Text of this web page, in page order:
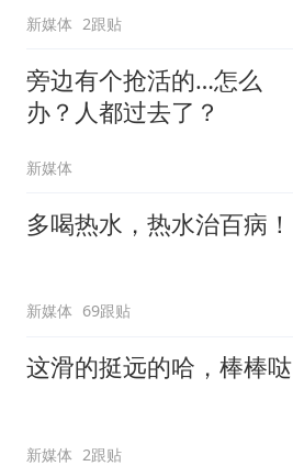
新媒体 2跟贴
旁边有个抢活的…怎么
办？人都过去了？
新媒体
多喝热水，热水治百病！
新媒体 69跟贴
这滑的挺远的哈，棒棒哒
新媒体 2跟贴